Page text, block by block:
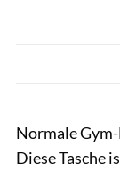
Normale
Diese Tasche